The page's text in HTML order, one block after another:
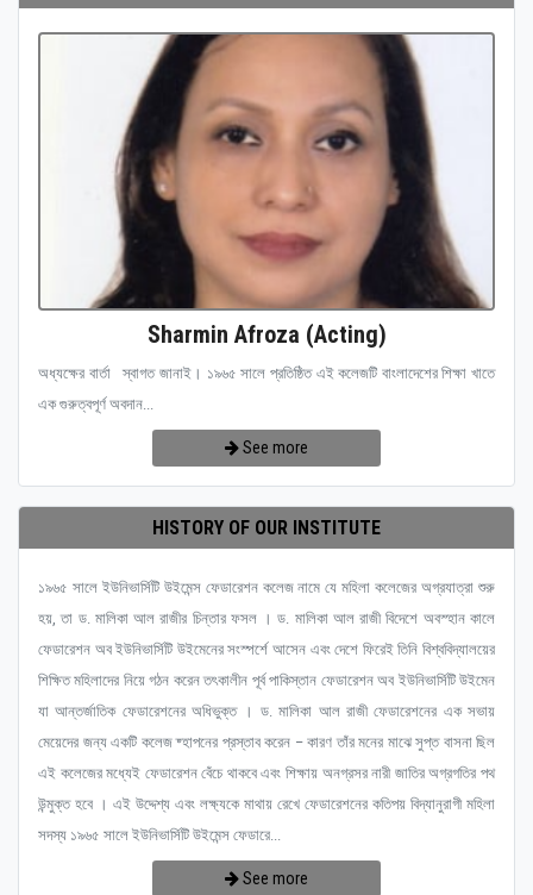
Sharmin Afroza (Acting)
অধ্যক্ষের বার্তা স্বাগত জানাই। ১৯৬৫ সালে প্রতিষ্ঠিত এই কলেজটি বাংলাদেশের শিক্ষা খাতে
এক গুরুত্বপূর্ণ অবদান...
See more
HISTORY OF OUR INSTITUTE
১৯৬৫ সালে ইউনিভার্সিটি উইমেন্স ফেডারেশন কলেজ নামে যে মহিলা কলেজের অগ্রযাত্রা শুরু
হয়, তা ড. মালিকা আল রাজীর চিন্তার ফসল । ড. মালিকা আল রাজী বিদেশে অবস্হান কালে
ফেডারেশন অব ইউনিভার্সিটি উইমেনের সংস্পর্শে আসেন এবং দেশে ফিরেই তিনি বিশ্ববিদ্যালয়ের
শিক্ষিত মহিলাদের নিয়ে গঠন করেন তৎকালীন পূর্ব পাকিস্তান ফেডারেশন অব ইউনিভার্সিটি উইমেন
যা আন্তর্জাতিক ফেডারেশনের অধিভুক্ত । ড. মালিকা আল রাজী ফেডারেশনের এক সভায়
মেয়েদের জন্য একটি কলেজ ষ্হাপনের প্রস্তাব করেন – কারণ তাঁর মনের মাঝে সুপ্ত বাসনা ছিল
এই কলেজের মধ্যেই ফেডারেশন বেঁচে থাকবে এবং শিক্ষায় অনগ্রসর নারী জাতির অগ্রগতির পথ
উন্মুক্ত হবে । এই উদ্দেশ্য এবং লক্ষ্যকে মাথায় রেখে ফেডারেশনের কতিপয় বিদ্যানুরাগী মহিলা
সদস্য ১৯৬৫ সালে ইউনিভার্সিটি উইমেন্স ফেডারে...
See more